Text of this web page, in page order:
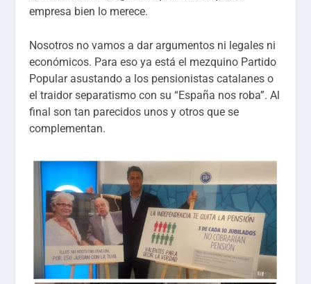
empresa bien lo merece.
Nosotros no vamos a dar argumentos ni legales ni
económicos. Para eso ya está el mezquino Partido
Popular asustando a los pensionistas catalanes o
el traidor separatismo con su “España nos roba”. Al
final son tan parecidos unos y otros que se
complementan.